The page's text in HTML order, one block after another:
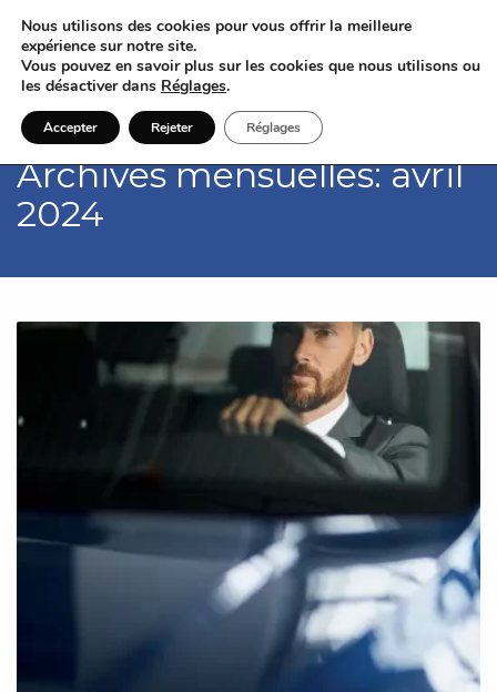
Archives mensuelles: avril
2024
Nous utilisons des cookies pour vous offrir la meilleure
expérience sur notre site.
Vous pouvez en savoir plus sur les cookies que nous utilisons ou
les désactiver dans Réglages.
Accepter Rejeter Réglages